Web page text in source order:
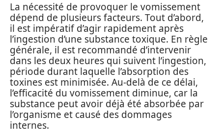
La nécessité de provoquer le vomissement
dépend de plusieurs facteurs. Tout d’abord,
il est impératif d’agir rapidement après
l’ingestion d’une substance toxique. En règle
générale, il est recommandé d’intervenir
dans les deux heures qui suivent l’ingestion,
période durant laquelle l’absorption des
toxines est minimisée. Au-delà de ce délai,
l’efficacité du vomissement diminue, car la
substance peut avoir déjà été absorbée par
l’organisme et causé des dommages
internes.